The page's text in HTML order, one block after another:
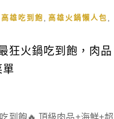
高雄吃到飽 高雄火鍋懶人包
狂火鍋吃到飽，肉品
到飽🔥 頂級肉品+海鮮+超